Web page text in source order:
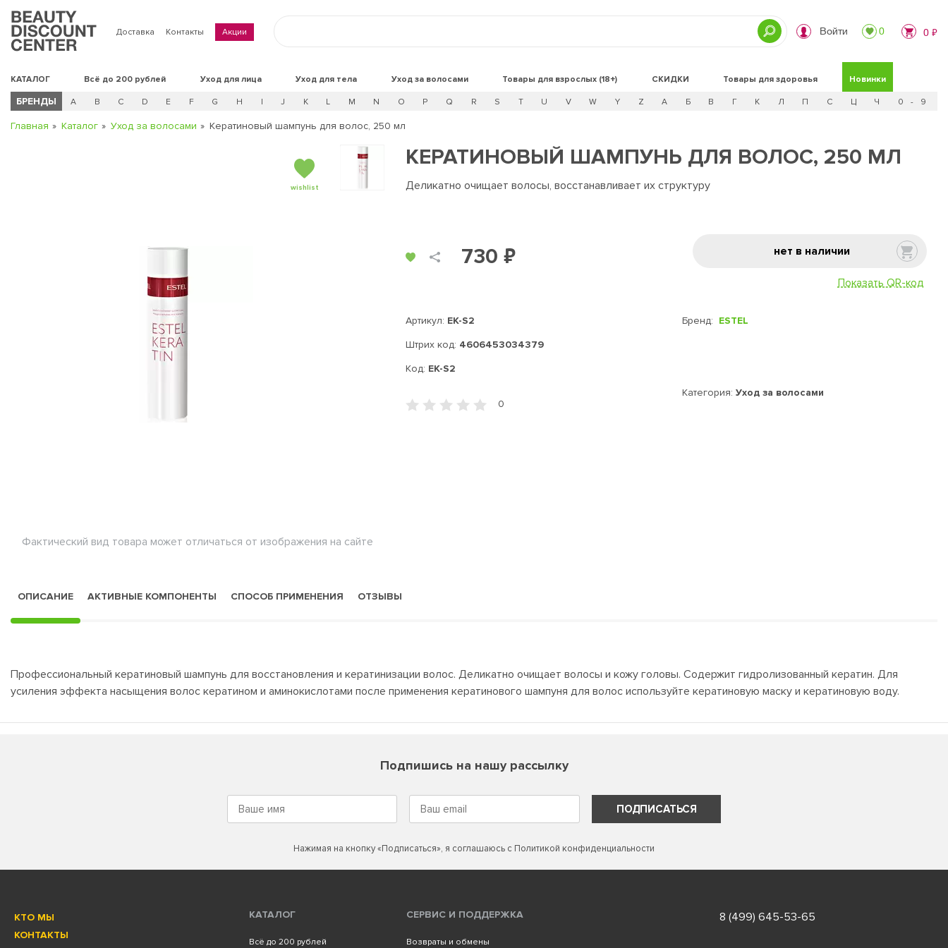
Доставка Контакты Акции Войти 0 0 ₽
КАТАЛОГ Всё до 200 рублей Уход для лица Уход для тела Уход за волосами Товары для взрослых (18+) СКИДКИ Новинки
Товары для здоровья
БРЕНДЫ A B C D E F G H I J K L M N O P Q R S T U V W Y Z А Б В Г К Л П С Ц Ч 0 - 9
Главная Каталог Уход за волосами Кератиновый шампунь для волос, 250 мл
wishlist
Фактический вид товара может отличаться от изображения на сайте
КЕРАТИНОВЫЙ ШАМПУНЬ ДЛЯ ВОЛОС, 250 МЛ
Деликатно очищает волосы, восстанавливает их структуру
730 ₽ нет в наличии
Показать QR-код
Артикул: EK-S2
Штрих код: 4606453034379
Код: EK-S2
Бренд: ESTEL
Категория: Уход за волосами
0
ОПИСАНИЕ АКТИВНЫЕ КОМПОНЕНТЫ СПОСОБ ПРИМЕНЕНИЯ ОТЗЫВЫ
Профессиональный кератиновый шампунь для восстановления и кератинизации волос. Деликатно очищает волосы и кожу головы. Содержит гидролизованный кератин. Для
усиления эффекта насыщения волос кератином и аминокислотами после применения кератинового шампуня для волос используйте кератиновую маску и кератиновую воду.
Подпишись на нашу рассылку
ПОДПИСАТЬСЯ
Нажимая на кнопку «Подписаться», я соглашаюсь с Политикой конфиденциальности
КТО МЫ
КОНТАКТЫ
КАТАЛОГ
Всё до 200 рублей
СЕРВИС И ПОДДЕРЖКА
Возвраты и обмены
8 (499) 645-53-65